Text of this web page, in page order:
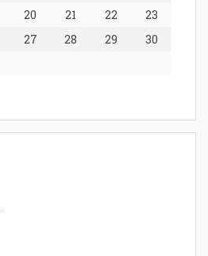
20 21 22
23
27 28 29
30